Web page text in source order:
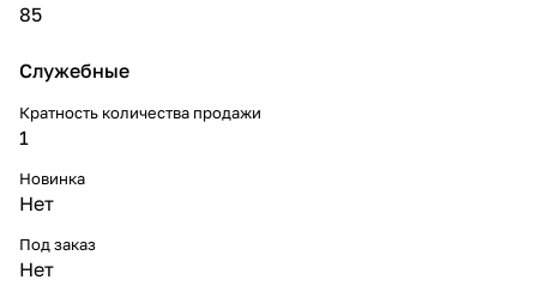
85
Служебные
Кратность количества продажи
1
Новинка
Нет
Под заказ
Нет